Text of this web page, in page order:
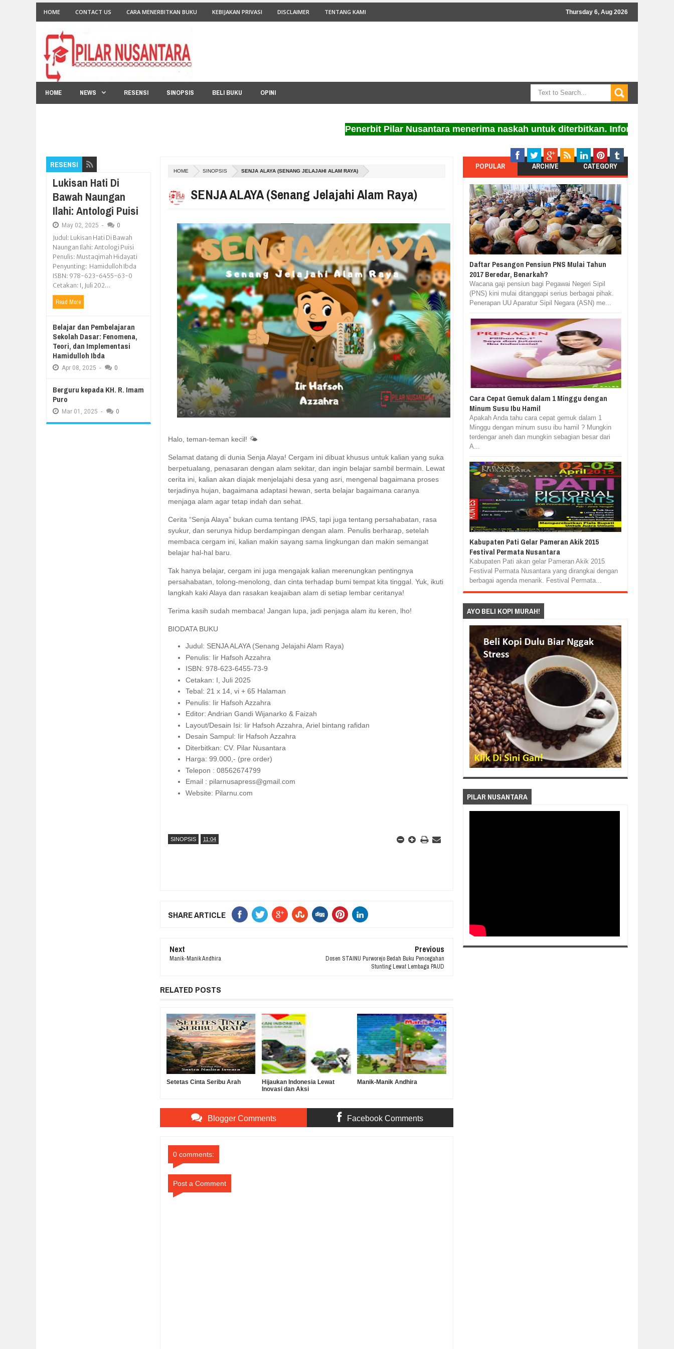
HOME CONTACT US CARA MENERBITKAN BUKU KEBIJAKAN PRIVASI DISCLAIMER TENTANG KAMI Thursday 6, Aug 2026
HOME NEWS RESENSI SINOPSIS BELI BUKU OPINI
Penerbit Pilar Nusantara menerima naskah untuk diterbitkan. Informasi bisa
HOME SINOPSIS SENJA ALAYA (SENANG JELAJAHI ALAM RAYA)
SENJA ALAYA (Senang Jelajahi Alam Raya)
Halo, teman-teman kecil! 🌤️
Selamat datang di dunia Senja Alaya! Cergam ini dibuat khusus untuk kalian yang suka
berpetualang, penasaran dengan alam sekitar, dan ingin belajar sambil bermain. Lewat
cerita ini, kalian akan diajak menjelajahi desa yang asri, mengenal bagaimana proses
terjadinya hujan, bagaimana adaptasi hewan, serta belajar bagaimana caranya
menjaga alam agar tetap indah dan sehat.
Cerita “Senja Alaya” bukan cuma tentang IPAS, tapi juga tentang persahabatan, rasa
syukur, dan serunya hidup berdampingan dengan alam. Penulis berharap, setelah
membaca cergam ini, kalian makin sayang sama lingkungan dan makin semangat
belajar hal-hal baru.
Tak hanya belajar, cergam ini juga mengajak kalian merenungkan pentingnya
persahabatan, tolong-menolong, dan cinta terhadap bumi tempat kita tinggal. Yuk, ikuti
langkah kaki Alaya dan rasakan keajaiban alam di setiap lembar ceritanya!
Terima kasih sudah membaca! Jangan lupa, jadi penjaga alam itu keren, lho!
BIODATA BUKU
Judul: SENJA ALAYA (Senang Jelajahi Alam Raya)
Penulis: Iir Hafsoh Azzahra
ISBN: 978-623-6455-73-9
Cetakan: I, Juli 2025
Tebal: 21 x 14, vi + 65 Halaman
Penulis: Iir Hafsoh Azzahra
Editor: Andrian Gandi Wijanarko & Faizah
Layout/Desain Isi: Iir Hafsoh Azzahra, Ariel bintang rafidan
Desain Sampul: Iir Hafsoh Azzahra
Diterbitkan: CV. Pilar Nusantara
Harga: 99.000,- (pre order)
Telepon : 08562674799
Email : pilarnusapress@gmail.com
Website: Pilarnu.com
SINOPSIS 11:04
SHARE ARTICLE
Next
Manik-Manik Andhira
Previous
Dosen STAINU Purworejo Bedah Buku Pencegahan
Stunting Lewat Lembaga PAUD
RELATED POSTS
Setetas Cinta Seribu Arah
Hijaukan Indonesia Lewat
Inovasi dan Aksi
Manik-Manik Andhira
Blogger Comments Facebook Comments
0 comments:
Post a Comment
RESENSI
Lukisan Hati Di
Bawah Naungan
Ilahi: Antologi Puisi
May 02, 2025 - 0
Judul: Lukisan Hati Di Bawah
Naungan Ilahi: Antologi Puisi
Penulis: Mustaqimah Hidayati
Penyunting: Hamidulloh Ibda
ISBN: 978-623-6455-63-0
Cetakan: I, Juli 202...
Read More
Belajar dan Pembelajaran
Sekolah Dasar: Fenomena,
Teori, dan Implementasi
Hamidulloh Ibda
Apr 08, 2025 - 0
Berguru kepada KH. R. Imam
Puro
Mar 01, 2025 - 0
POPULAR ARCHIVE CATEGORY
Daftar Pesangon Pensiun PNS Mulai Tahun
2017 Beredar, Benarkah?
Wacana gaji pensiun bagi Pegawai Negeri Sipil
(PNS) kini mulai ditanggapi serius berbagai pihak.
Penerapan UU Aparatur Sipil Negara (ASN) me...
Cara Cepat Gemuk dalam 1 Minggu dengan
Minum Susu Ibu Hamil
Apakah Anda tahu cara cepat gemuk dalam 1
Minggu dengan minum susu ibu hamil ? Mungkin
terdengar aneh dan mungkin sebagian besar dari
A...
Kabupaten Pati Gelar Pameran Akik 2015
Festival Permata Nusantara
Kabupaten Pati akan gelar Pameran Akik 2015
Festival Permata Nusantara yang dirangkai dengan
berbagai agenda menarik. Festival Permata...
AYO BELI KOPI MURAH!
PILAR NUSANTARA